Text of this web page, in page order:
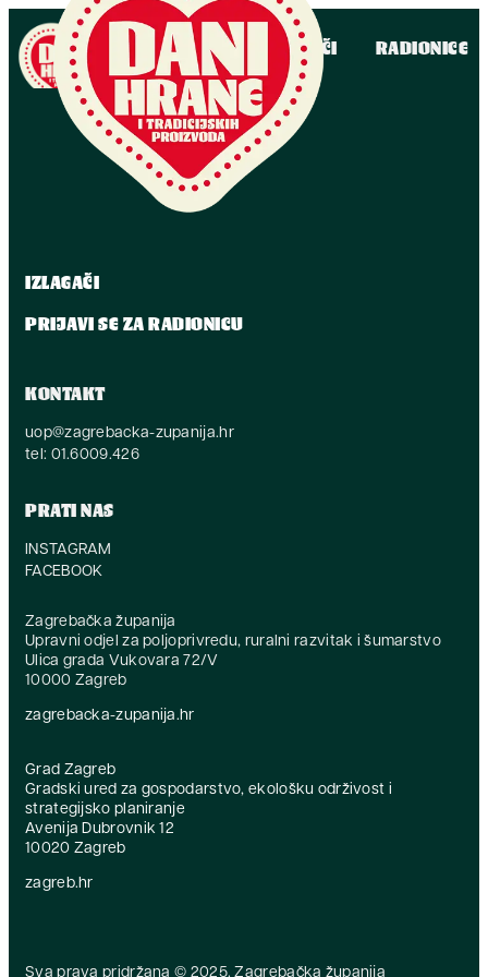
IZLAGAČI RADIONICE
IZLAGAČI
PRIJAVI SE ZA RADIONICU
KONTAKT
uop@zagrebacka-zupanija.hr
tel: 01.6009.426
PRATI NAS
INSTAGRAM
FACEBOOK
Zagrebačka županija
Upravni odjel za poljoprivredu, ruralni razvitak i šumarstvo
Ulica grada Vukovara 72/V
10000 Zagreb
zagrebacka-zupanija.hr
Grad Zagreb
Gradski ured za gospodarstvo, ekološku održivost i
strategijsko planiranje
Avenija Dubrovnik 12
10020 Zagreb
zagreb.hr
Sva prava pridržana © 2025. Zagrebačka županija